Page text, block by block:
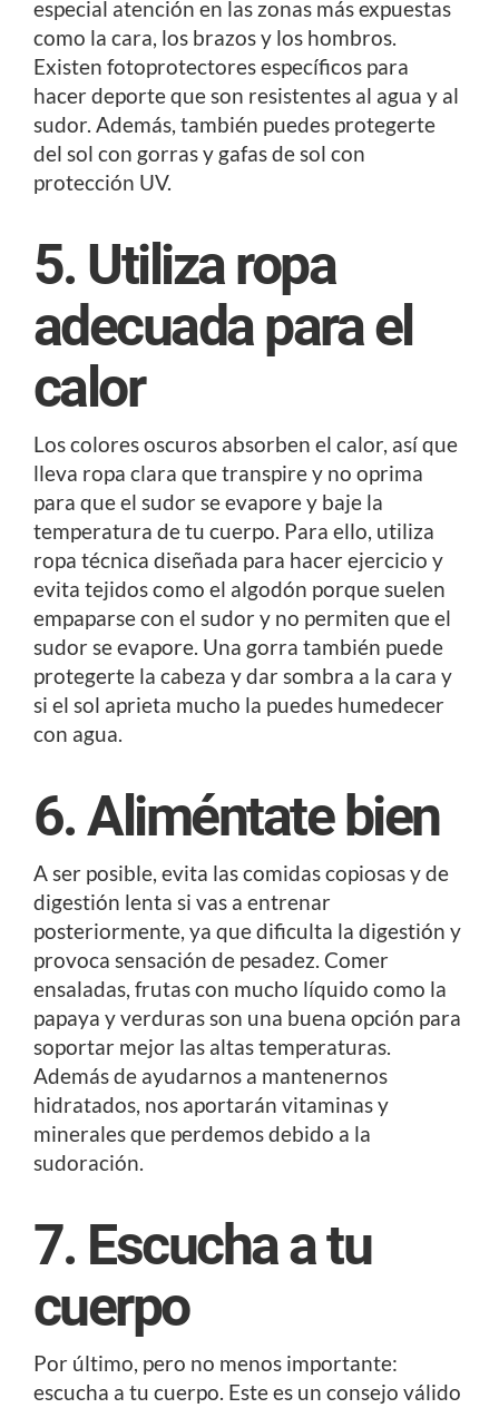
especial atención en las zonas más expuestas
como la cara, los brazos y los hombros.
Existen fotoprotectores específicos para
hacer deporte que son resistentes al agua y al
sudor. Además, también puedes protegerte
del sol con gorras y gafas de sol con
protección UV.
5. Utiliza ropa
adecuada para el
calor
Los colores oscuros absorben el calor, así que
lleva ropa clara que transpire y no oprima
para que el sudor se evapore y baje la
temperatura de tu cuerpo. Para ello, utiliza
ropa técnica diseñada para hacer ejercicio y
evita tejidos como el algodón porque suelen
empaparse con el sudor y no permiten que el
sudor se evapore. Una gorra también puede
protegerte la cabeza y dar sombra a la cara y
si el sol aprieta mucho la puedes humedecer
con agua.
6. Aliméntate bien
A ser posible, evita las comidas copiosas y de
digestión lenta si vas a entrenar
posteriormente, ya que dificulta la digestión y
provoca sensación de pesadez. Comer
ensaladas, frutas con mucho líquido como la
papaya y verduras son una buena opción para
soportar mejor las altas temperaturas.
Además de ayudarnos a mantenernos
hidratados, nos aportarán vitaminas y
minerales que perdemos debido a la
sudoración.
7. Escucha a tu
cuerpo
Por último, pero no menos importante:
escucha a tu cuerpo. Este es un consejo válido